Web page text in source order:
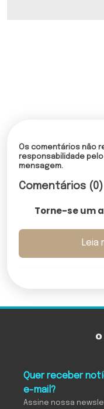
Os comentários não
responsabilidade
mensagem.
Comentários (0)
Torne-se um
Leia
Quer receber
e-mail?
Assine nossa